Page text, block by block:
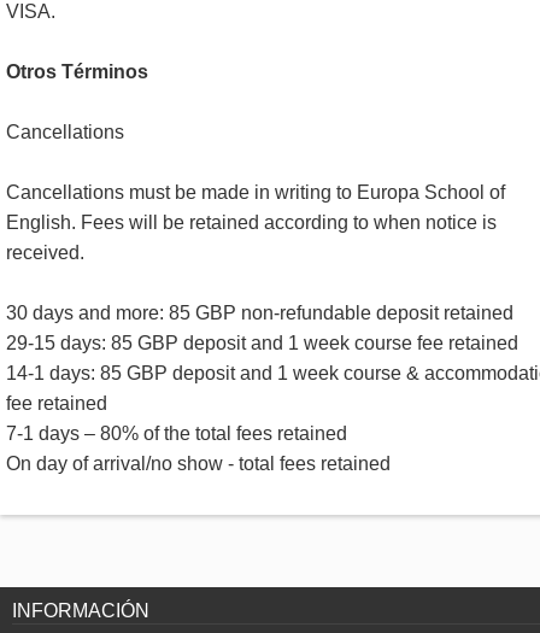
VISA.
Otros Términos
Cancellations
Cancellations must be made in writing to Europa School of
English. Fees will be retained according to when notice is
received.
30 days and more: 85 GBP non-refundable deposit retained
29-15 days: 85 GBP deposit and 1 week course fee retained
14-1 days: 85 GBP deposit and 1 week course &
fee retained
7-1 days – 80% of the total fees retained
On day of arrival/no show - total fees retained
INFORMACIÓN